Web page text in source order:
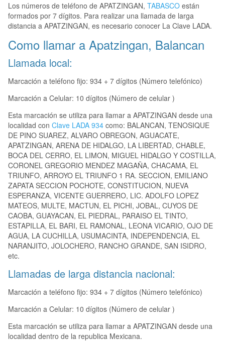
Los números de teléfono de APATZINGAN, TABASCO están
formados por 7 dígitos. Para realizar una llamada de larga
distancia a APATZINGAN, es necesario conocer La Clave LADA.
Como llamar a Apatzingan, Balancan
Llamada local:
Marcación a teléfono fijo: 934 + 7 dígitos (Número telefónico)
Marcación a Celular: 10 dígitos (Número de celular )
Esta marcación se utiliza para llamar a APATZINGAN desde una
localidad con Clave LADA 934 como: BALANCAN, TENOSIQUE
DE PINO SUAREZ, ALVARO OBREGON, AGUACATE,
APATZINGAN, ARENA DE HIDALGO, LA LIBERTAD, CHABLE,
BOCA DEL CERRO, EL LIMON, MIGUEL HIDALGO Y COSTILLA,
CORONEL GREGORIO MENDEZ MAGAÑA, CHACAMA, EL
TRIUNFO, ARROYO EL TRIUNFO 1 RA. SECCION, EMILIANO
ZAPATA SECCION POCHOTE, CONSTITUCION, NUEVA
ESPERANZA, VICENTE GUERRERO, LIC. ADOLFO LOPEZ
MATEOS, MULTE, MACTUN, EL PICHI, JOBAL, CUYOS DE
CAOBA, GUAYACAN, EL PIEDRAL, PARAISO EL TINTO,
ESTAPILLA, EL BARI, EL RAMONAL, LEONA VICARIO, OJO DE
AGUA, LA CUCHILLA, USUMACINTA, INDEPENDENCIA, EL
NARANJITO, JOLOCHERO, RANCHO GRANDE, SAN ISIDRO,
etc.
Llamadas de larga distancia nacional:
Marcación a teléfono fijo: 934 + 7 dígitos (Número telefónico)
Marcación a Celular: 10 dígitos (Número de celular )
Esta marcación se utiliza para llamar a APATZINGAN desde una
localidad dentro de la republica Mexicana.